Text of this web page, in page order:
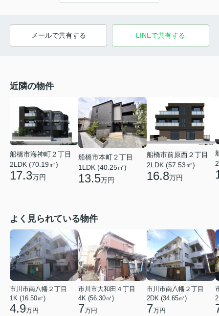
メールで共有する LINEで共有する
近隣の物件
船橋市海神町２丁目
2LDK (70.19㎡)
17.3万円
船橋市本町２丁目
1LDK (40.25㎡)
13.5万円
船橋市前原西２丁目
2LDK (57.53㎡)
16.8万円
よく見られている物件
市川市南八幡２丁目
1K (16.50㎡)
4.9万円
市川市大和田４丁目
4K (56.30㎡)
7万円
市川市南八幡２丁目
2DK (34.65㎡)
7万円